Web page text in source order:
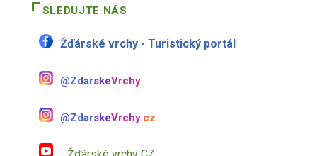
SLEDUJTE NÁS
Žďárské vrchy - Turistický portál
@ZdarskeVrchy
@ZdarskeVrchy.cz